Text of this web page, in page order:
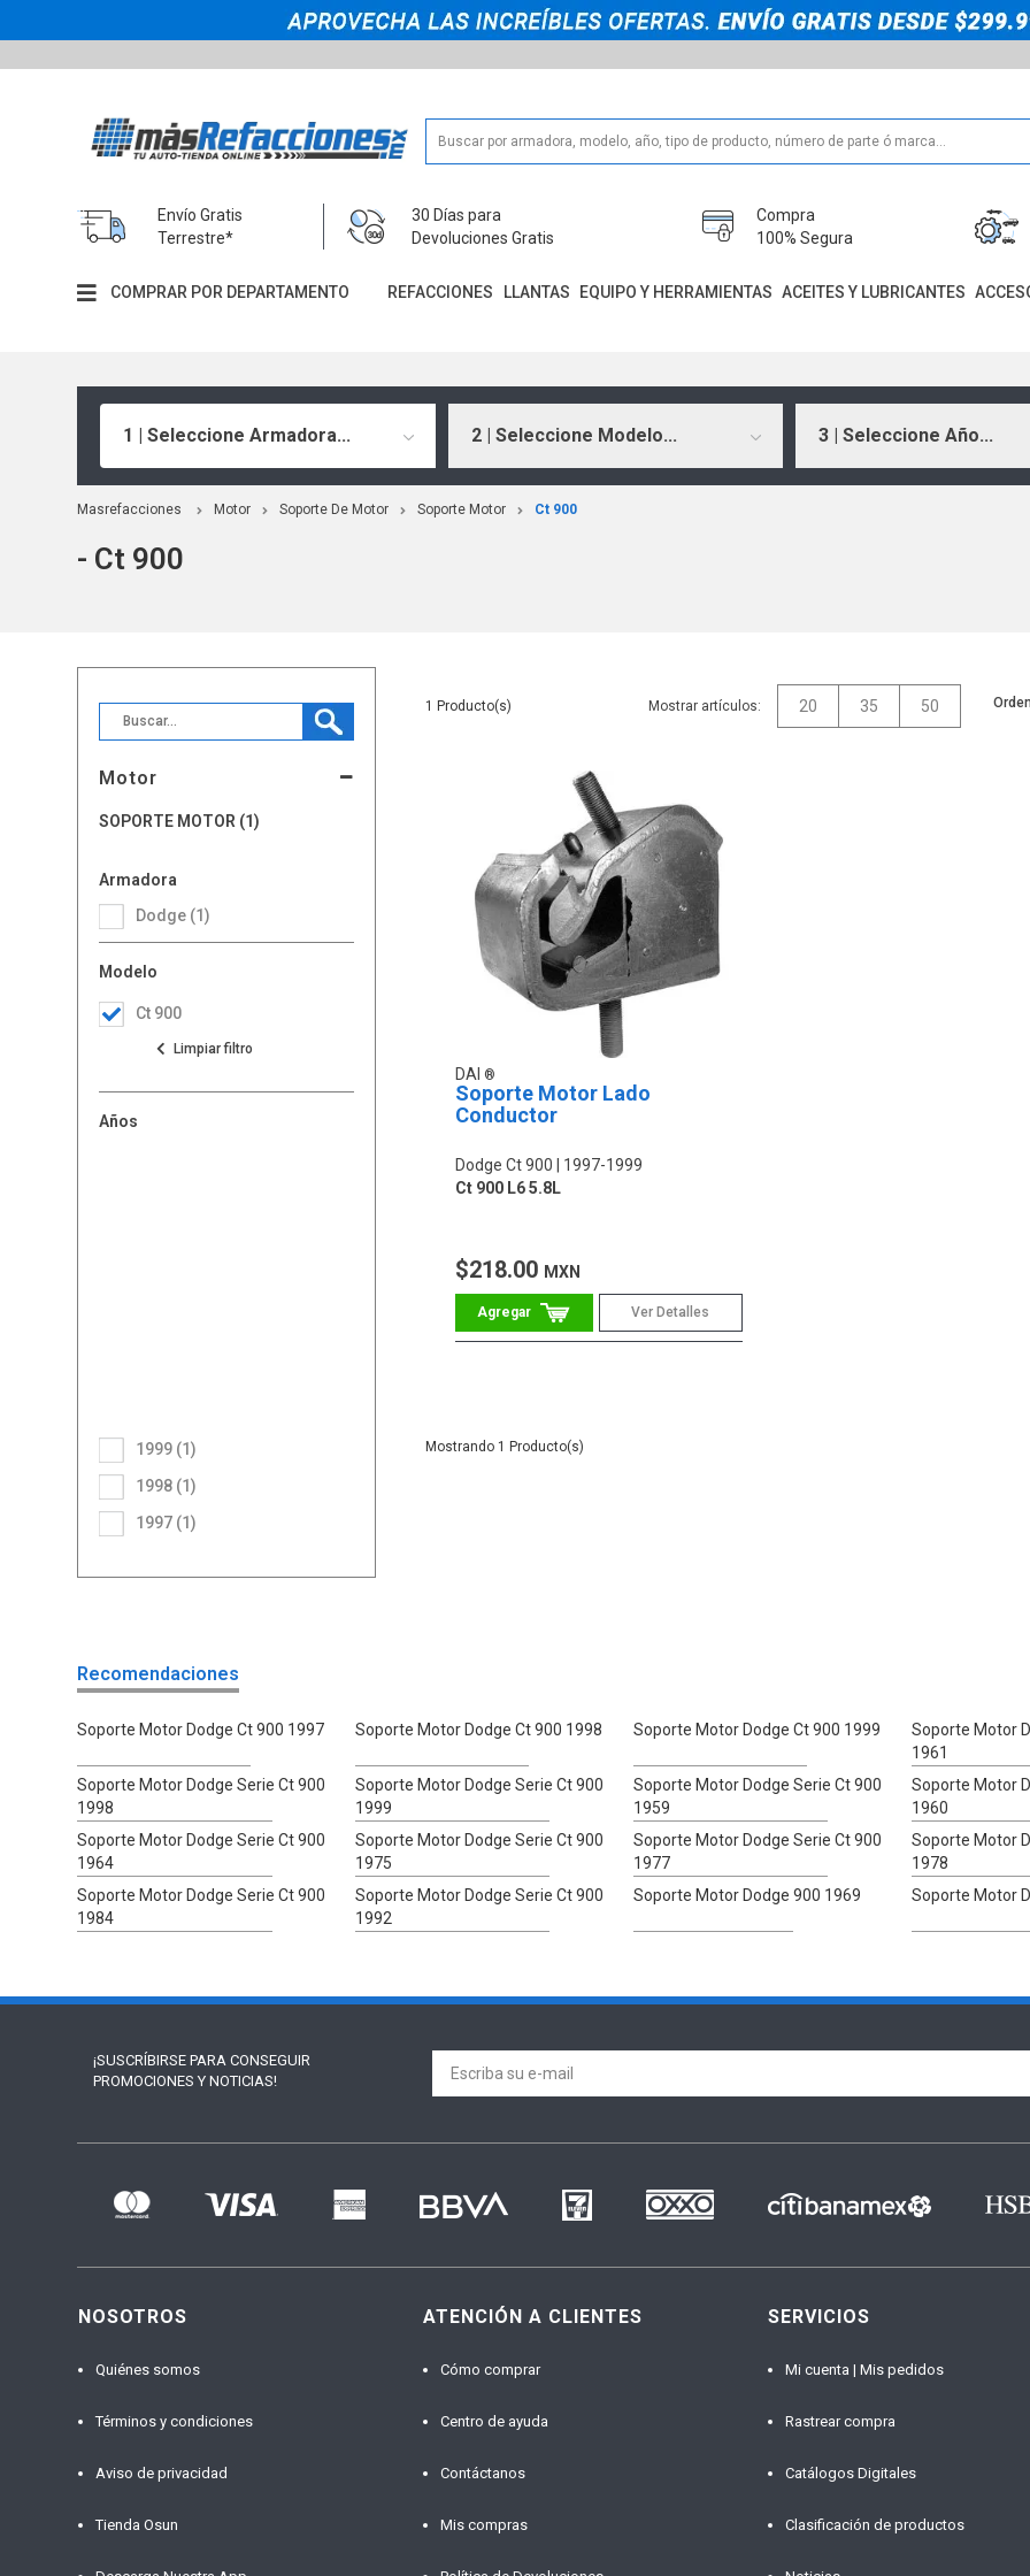
Envío Gratis
Terrestre*
30 Días para
Devoluciones Gratis
Compra
100% Segura
COMPRAR POR DEPARTAMENTO REFACCIONES LLANTAS EQUIPO Y HERRAMIENTAS ACEITES Y LUBRICANTES
1 | Seleccione Armadora... 2 | Seleccione Modelo... 3 | Seleccione Año...
Masrefacciones Motor Soporte De Motor Soporte Motor Ct 900
- Ct 900
Motor
SOPORTE MOTOR (1)
Armadora
Dodge (1)
Modelo
Ct 900
Años
1997 (1)
1998 (1)
1999 (1)
1 Mostrar artículos: 20 35 50
DAI
Soporte Motor Lado
Conductor
Dodge Ct 900
1997-1999
Ct 900 L6 5.8L
$218.00 MXN
Ver Detalles
1
Recomendaciones
Soporte Motor Dodge Ct 900 1997 Soporte Motor Dodge Ct 900 1998 Soporte Motor Dodge Ct 900 1999
Soporte Motor
1961
Soporte Motor Dodge Serie Ct 900
1998
Soporte Motor Dodge Serie Ct 900
1999
Soporte Motor Dodge Serie Ct 900
1959
Soporte Motor
1960
Soporte Motor Dodge Serie Ct 900
1964
Soporte Motor Dodge Serie Ct 900
1975
Soporte Motor Dodge Serie Ct 900
1977
Soporte Motor
1978
Soporte Motor Dodge Serie Ct 900
1984
Soporte Motor Dodge Serie Ct 900
1992
Soporte Motor Dodge 900 1969 Soporte Motor
¡SUSCRÍBIRSE PARA CONSEGUIR
PROMOCIONES Y NOTICIAS!
NOSOTROS
Quiénes somos
Términos y condiciones
Aviso de privacidad
Tienda Osun
ATENCIÓN A CLIENTES
Cómo comprar
Centro de ayuda
Contáctanos
Mis compras
SERVICIOS
Mi cuenta | Mis pedidos
Rastrear compra
Catálogos Digitales
Clasificación de productos